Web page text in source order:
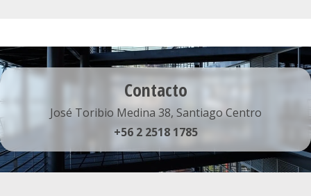
Contacto
José Toribio Medina 38, Santiago Centro
+56 2 2518 1785